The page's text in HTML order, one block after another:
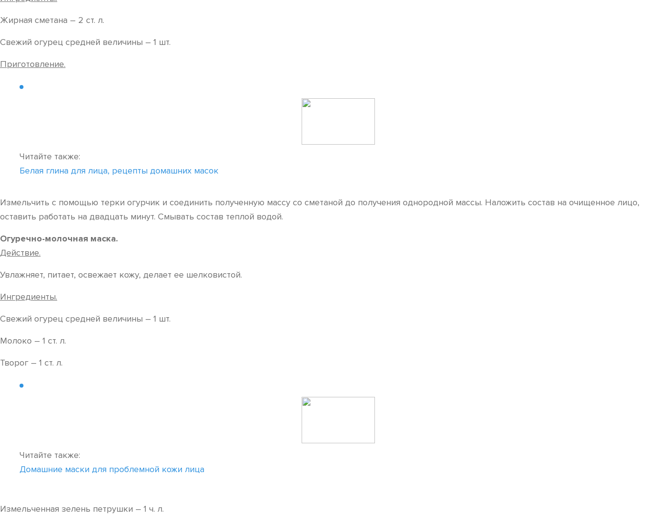
Жирная сметана – 2 ст. л.
Свежий огурец средней величины – 1 шт.
Приготовление.
Читайте также:
Белая глина для лица, рецепты домашних масок
Измельчить с помощью терки огурчик и соединить полученную массу со сметаной до получения однородной массы. Наложить состав на очищенное лицо,
оставить работать на двадцать минут. Смывать состав теплой водой.
Огуречно-молочная маска.
Действие.
Увлажняет, питает, освежает кожу, делает ее шелковистой.
Ингредиенты.
Свежий огурец средней величины – 1 шт.
Молоко – 1 ст. л.
Творог – 1 ст. л.
Читайте также:
Домашние маски для проблемной кожи лица
Измельченная зелень петрушки – 1 ч. л.